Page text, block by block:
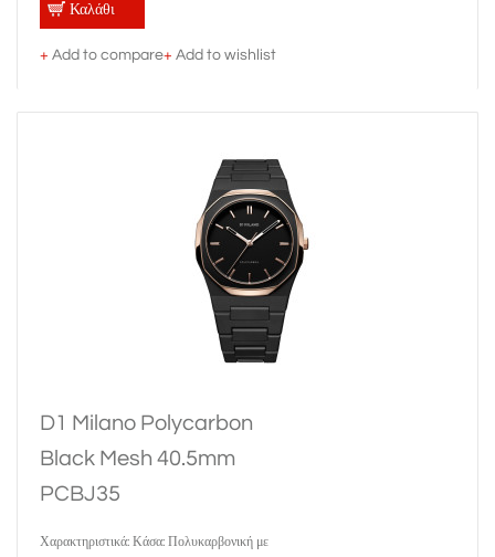
Καλάθι
+ Add to compare+ Add to wishlist
D1 Milano Polycarbon
Black Mesh 40.5mm
PCBJ35
Χαρακτηριστικά: Κάσα: Πολυκαρβονική με